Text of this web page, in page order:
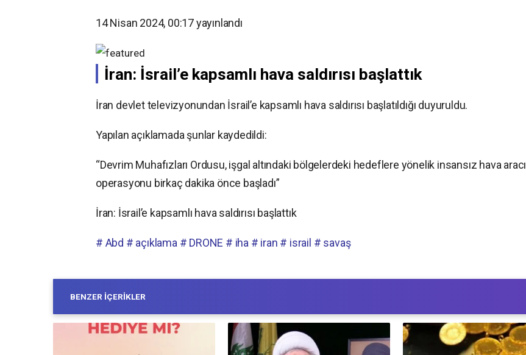
14 Nisan 2024, 00:17yayınlandı
İran: İsrail’e kapsamlı hava saldırısı başlattık
İran devlet televizyonundan İsrail’e kapsamlı hava saldırısı başlatıldığı duyuruldu.
Yapılan açıklamada şunlar kaydedildi:
“Devrim Muhafızları Ordusu, işgal altındaki bölgelerdeki hedeflere yönelik insansız hava aracı
operasyonu birkaç dakika önce başladı”
İran: İsrail’e kapsamlı hava saldırısı başlattık
# Abd # açıklama # DRONE # iha # iran # israil # savaş
BENZER İÇERIKLER